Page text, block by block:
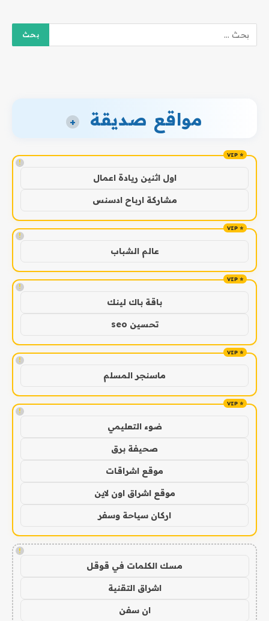
مواقع صديقة +
!
اول اثنين ريادة اعمال
مشاركة ارباح ادسنس
!
عالم الشباب
!
باقة باك لينك
تحسين seo
!
ماسنجر المسلم
!
ضوء التعليمي
صحيفة برق
موقع اشراقات
موقع اشراق اون لاين
اركان سياحة وسفر
!
مسك الكلمات في قوقل
اشراق التقنية
ان سفن